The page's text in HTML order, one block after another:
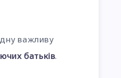
важливу
батьків.